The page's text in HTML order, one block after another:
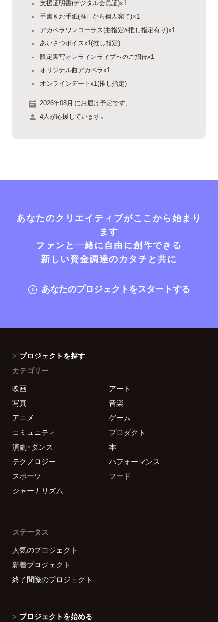
支援証明書(デジタル会員証)x1
手書きお手紙(推しから個人宛て)×1
アカペラワンコーラス(曲指定&推し指定有り)x1
あいさつボイスx1(推し指定)
限定実写オンラインライブへのご招待x1
オリジナル曲アカペラx1
オンラインデートx1(推し指定)
2026年08月 にお届け予定です。
4人が応援しています。
あなたのクリエイティブがここから始まり
ます
ファンと一緒に自由に創作できる
新しい資金調達のカタチと共に
あなたのプロジェクトをスタートする
プロジェクトを探す
カテゴリー
映画
アート
写真
音楽
アニメ
ゲーム
コミュニティ
プロダクト
演劇・ダンス
本
テクノロジー
パフォーマンス
スポーツ
フード
ジャーナリズム
ステータス
人気のプロジェクト
新着プロジェクト
終了間際のプロジェクト
プロジェクトを始める